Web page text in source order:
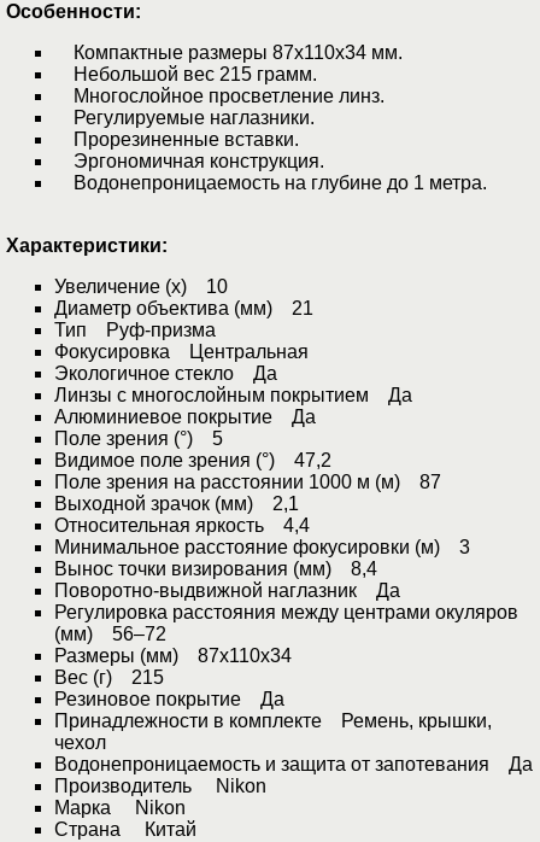
Особенности:
Компактные размеры 87x110x34 мм.
Небольшой вес 215 грамм.
Многослойное просветление линз.
Регулируемые наглазники.
Прорезиненные вставки.
Эргономичная конструкция.
Водонепроницаемость на глубине до 1 метра.
Характеристики:
Увеличение (x) 10
Диаметр объектива (мм) 21
Тип Руф-призма
Фокусировка Центральная
Экологичное стекло Да
Линзы с многослойным покрытием Да
Алюминиевое покрытие Да
Поле зрения (°) 5
Видимое поле зрения (°) 47,2
Поле зрения на расстоянии 1000 м (м) 87
Выходной зрачок (мм) 2,1
Относительная яркость 4,4
Минимальное расстояние фокусировки (м) 3
Вынос точки визирования (мм) 8,4
Поворотно-выдвижной наглазник Да
Регулировка расстояния между центрами окуляров
(мм) 56–72
Размеры (мм) 87x110x34
Вес (г) 215
Резиновое покрытие Да
Принадлежности в комплекте Ремень, крышки,
чехол
Водонепроницаемость и защита от запотевания Да
Производитель Nikon
Марка Nikon
Страна Китай